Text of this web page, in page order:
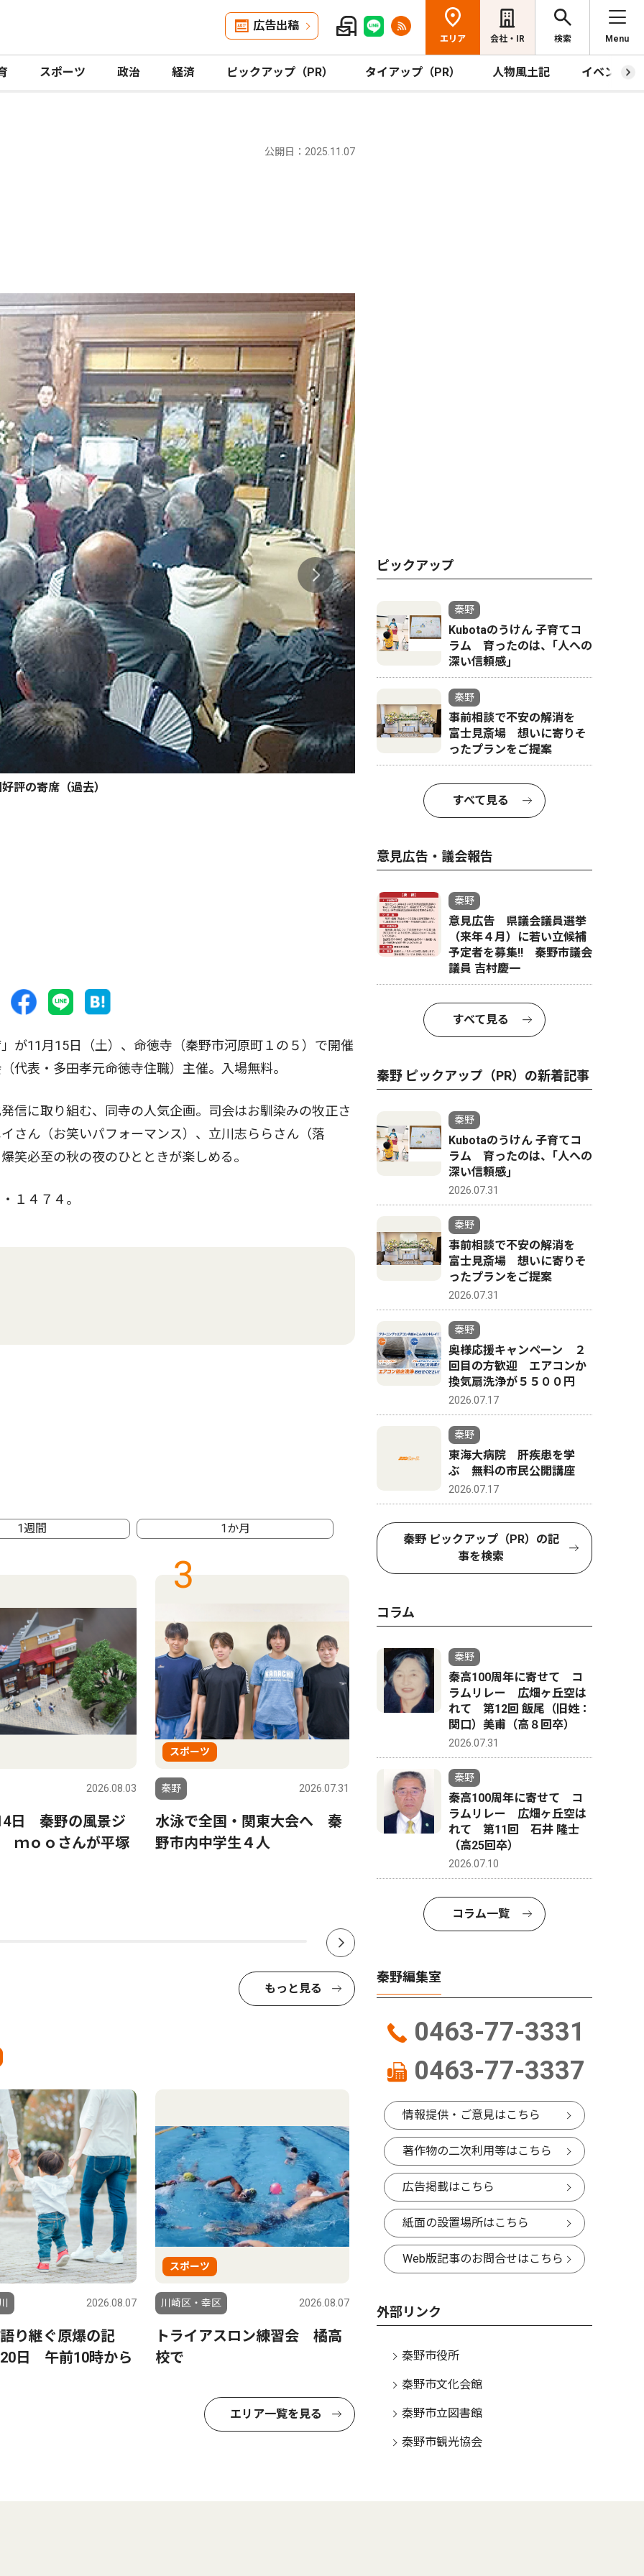
広告出稿
エリア 会社・IR 検索 Menu
スポーツ 政治 経済 ピックアップ（PR） タイアップ（PR） 人物風土記 イベント
公開日：2025.11.07
評の寄席（過去）
11月15日（土）、命徳寺（秦野市河原町１の５）で開催
代表・多田孝元命徳寺住職）主催。入場無料。
に取り組む、同寺の人気企画。司会はお馴染みの牧正さ
さん（お笑いパフォーマンス）、立川志ららさん（落
笑必至の秋の夜のひとときが楽しめる。
１４７４。
1週間 1か月
2026.08.03
日 秦野の風景ジ
ｍｏｏさんが平塚
3
スポーツ
秦野 2026.07.31
水泳で全国・関東大会へ 秦
野市内中学生４人
4
秦野
延長戦制しコメッツ優勝 な
かしん旗争奪野球大会
秦野市戸
もっと見る
2026.08.07
り継ぐ原爆の記
日 午前10時から
スポーツ
川崎区・幸区 2026.08.07
トライアスロン練習会 橘高
校で
エリア一覧を見る
ピックアップ
秦野
Kubotaのうけん 子育てコ
ラム 育ったのは、｢人への
深い信頼感｣
秦野
事前相談で不安の解消を
富士見斎場 想いに寄りそ
ったプランをご提案
すべて見る
意見広告・議会報告
秦野
意見広告 県議会議員選挙
（来年４月）に若い立候補
予定者を募集‼ 秦野市議会
議員 吉村慶一
すべて見る
秦野 ピックアップ（PR）の新着記事
秦野
Kubotaのうけん 子育てコ
ラム 育ったのは、｢人への
深い信頼感｣
2026.07.31
秦野
事前相談で不安の解消を
富士見斎場 想いに寄りそ
ったプランをご提案
2026.07.31
秦野
奥様応援キャンペーン ２
回目の方歓迎 エアコンか
換気扇洗浄が５５００円
2026.07.17
秦野
東海大病院 肝疾患を学
ぶ 無料の市民公開講座
2026.07.17
秦野 ピックアップ（PR）の記
事を検索
コラム
秦野
秦高100周年に寄せて コ
ラムリレー 広畑ヶ丘空は
れて 第12回 飯尾（旧姓：
関口）美甫（高８回卒）
2026.07.31
秦野
秦高100周年に寄せて コ
ラムリレー 広畑ヶ丘空は
れて 第11回 石井 隆士
（高25回卒）
2026.07.10
コラム一覧
秦野編集室
0463-77-3331
0463-77-3337
情報提供・ご意見はこちら
著作物の二次利用等はこちら
広告掲載はこちら
紙面の設置場所はこちら
Web版記事のお問合せはこちら
外部リンク
秦野市役所
秦野市文化会館
秦野市立図書館
秦野市観光協会